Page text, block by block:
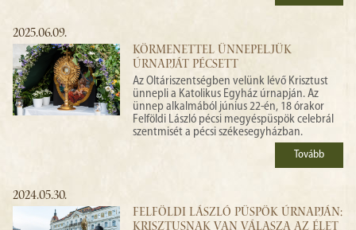
2025.06.09.
KÖRMENETTEL ÜNNEPELJÜK
ÚRNAPJÁT PÉCSETT
Az Oltáriszentségben velünk lévő Krisztust
ünnepli a Katolikus Egyház úrnapján. Az
ünnep alkalmából június 22-én, 18 órakor
Felföldi László pécsi megyéspüspök celebrál
szentmisét a pécsi székesegyházban.
Tovább
2024.05.30.
FELFÖLDI LÁSZLÓ PÜSPÖK ÚRNAPJÁN: